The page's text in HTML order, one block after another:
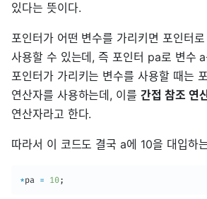
있다는 뜻이다.
포인터가 어떤 변수를 가리키면 포인터
사용할 수 있는데, 즉 포인터 pa로 변수
포인터가 가리키는 변수를 사용할 때는
연산자를 사용하는데, 이를간접 참조 연
연산자라고 한다.
따라서 이 코드도 결국 a에 10을 대입하
*pa = 10;